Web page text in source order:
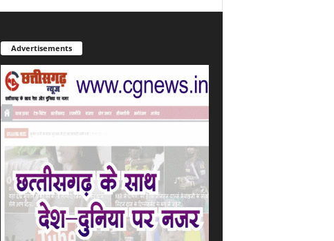
Advertisements